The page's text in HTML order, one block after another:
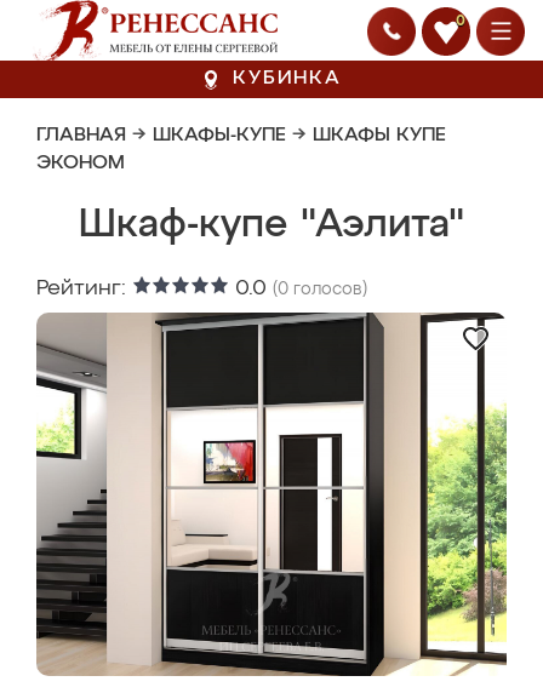
0
КУБИНКА
ГЛАВНАЯ → ШКАФЫ-КУПЕ → ШКАФЫ КУПЕ
ЭКОНОМ
Шкаф-купе "Аэлита"
Рейтинг: 0.0 (0 голосов)